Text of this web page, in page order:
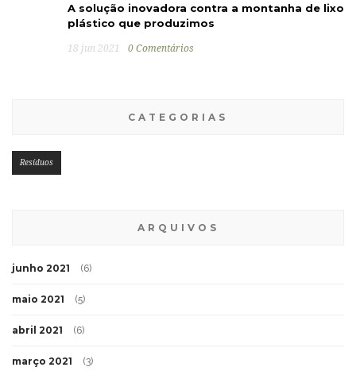
A solução inovadora contra a montanha de lixo
plástico que produzimos
18 jun 2021 0 Comentários
CATEGORIAS
Resíduos
ARQUIVOS
junho 2021 (6)
maio 2021 (5)
abril 2021 (6)
março 2021 (3)